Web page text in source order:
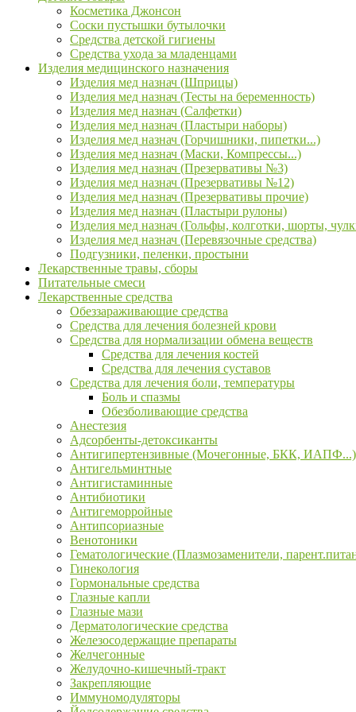
Косметика Джонсон
Соски пустышки бутылочки
Средства детской гигиены
Средства ухода за младенцами
Изделия медицинского назначения
Изделия мед назнач (Шприцы)
Изделия мед назнач (Тесты на беременность)
Изделия мед назнач (Салфетки)
Изделия мед назнач (Пластыри наборы)
Изделия мед назнач (Горчишники, пипетки...)
Изделия мед назнач (Маски, Компрессы...)
Изделия мед назнач (Презервативы №3)
Изделия мед назнач (Презервативы №12)
Изделия мед назнач (Презервативы прочие)
Изделия мед назнач (Пластыри рулоны)
Изделия мед назнач (Гольфы, колготки, шорты,
Изделия мед назнач (Перевязочные средства)
Подгузники, пеленки, простыни
Лекарственные травы, сборы
Питательные смеси
Лекарственные средства
Обеззараживающие средства
Средства для лечения болезней крови
Средства для нормализации обмена веществ
Средства для лечения костей
Средства для лечения суставов
Средства для лечения боли, температуры
Боль и спазмы
Обезболивающие средства
Анестезия
Адсорбенты-детоксиканты
Антигипертензивные (Мочегонные, БКК, ИАПФ...)
Антигельминтные
Антигистаминные
Антибиотики
Антигеморройные
Антипсориазные
Венотоники
Гематологические (Плазмозаменители,
Гинекология
Гормональные средства
Глазные капли
Глазные мази
Дерматологические средства
Железосодержащие препараты
Желчегонные
Желудочно-кишечный-тракт
Закрепляющие
Иммуномодуляторы